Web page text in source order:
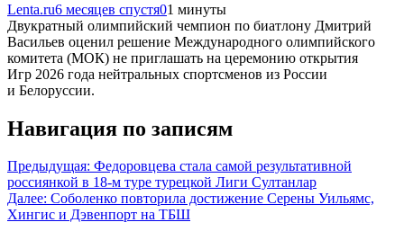
Lenta.ru6 месяцев спустя01 минуты
Двукратный олимпийский чемпион по биатлону Дмитрий
Васильев оценил решение Международного олимпийского
комитета (МОК) не приглашать на церемонию открытия
Игр 2026 года нейтральных спортсменов из России
и Белоруссии.
Навигация по записям
Предыдущая: Федоровцева стала самой результативной
россиянкой в 18-м туре турецкой Лиги Султанлар
Далее: Соболенко повторила достижение Серены Уильямс,
Хингис и Дэвенпорт на ТБШ